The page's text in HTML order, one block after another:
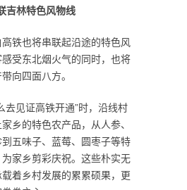
吉林特色风物线
铁也将串联起沿途的特色风
受东北烟火气的同时，也将
向四面八方。
去见证高铁开通”时，沿线村
乡的特色农产品，从人参、
五味子、蓝莓、圆枣子等特
家乡剪彩庆祝。这些朴实无
着乡村发展的累累硕果，更